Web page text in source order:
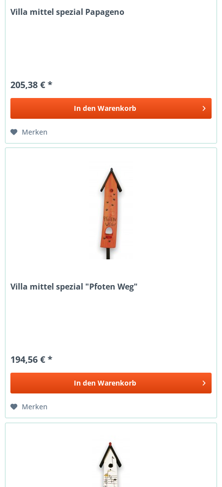
Villa mittel spezial Papageno
205,38 € *
In den Warenkorb
Merken
Villa mittel spezial "Pfoten Weg"
194,56 € *
In den Warenkorb
Merken